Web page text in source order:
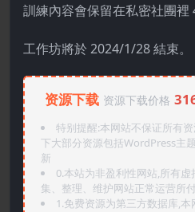
訓練內容會保留在私密社團裡
工作坊將於 2024/1/28 結束。
资源下载 资源下载价格
特别提醒:本网站不保证所有
下大部分资源包括WordPress主
新
0.本站为非盈利性网站,所有
集、整理、维护网站正常运营所
1.免费资源为第三方数据库,